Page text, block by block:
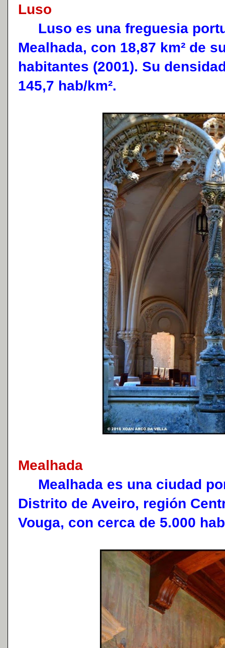
Luso
Luso es una freguesia
Mealhada, con 18,87 km² de
habitantes (2001). Su
145,7 hab/km².
Mealhada
Mealhada es una ciudad
Distrito de Aveiro, región
Vouga, con cerca de 5.000